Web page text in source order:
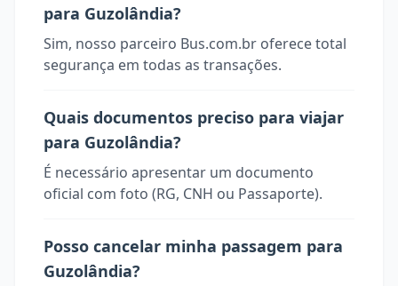
para Guzolândia?
Sim, nosso parceiro Bus.com.br oferece total
segurança em todas as transações.
Quais documentos preciso para viajar
para Guzolândia?
É necessário apresentar um documento
oficial com foto (RG, CNH ou Passaporte).
Posso cancelar minha passagem para
Guzolândia?